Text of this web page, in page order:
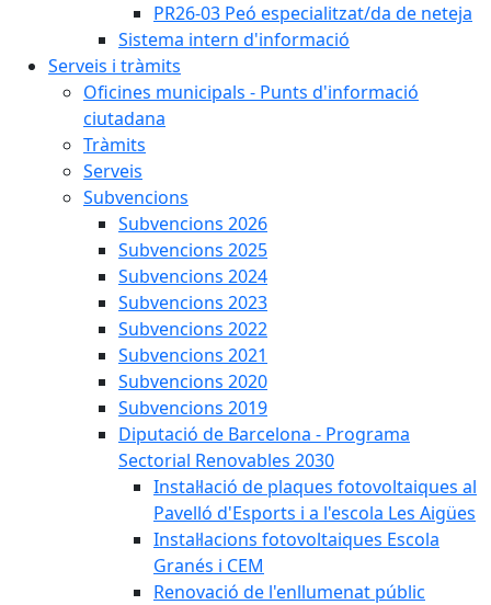
PR26-03 Peó especialitzat/da de neteja
Sistema intern d'informació
Serveis i tràmits
Oficines municipals - Punts d'informació
ciutadana
Tràmits
Serveis
Subvencions
Subvencions 2026
Subvencions 2025
Subvencions 2024
Subvencions 2023
Subvencions 2022
Subvencions 2021
Subvencions 2020
Subvencions 2019
Diputació de Barcelona - Programa
Sectorial Renovables 2030
Instal·lació de plaques fotovoltaiques al
Pavelló d'Esports i a l'escola Les Aigües
Instal·lacions fotovoltaiques Escola
Granés i CEM
Renovació de l'enllumenat públic